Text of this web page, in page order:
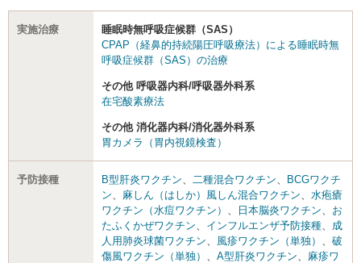
実施治療
睡眠時無呼吸症候群（SAS）
CPAP（経鼻的持続陽圧呼吸療法）による睡眠時無
呼吸症候群（SAS）の治療
その他 呼吸器内科/呼吸器外科系
在宅酸素療法
その他 消化器内科/消化器外科系
胃カメラ（胃内視鏡検査）
予防接種 B型肝炎ワクチン、 二種混合ワクチン、
BCGワクチ
ン、 麻しん（はしか）風しん混合ワクチン、 水疱瘡
ワクチン（水痘ワクチン） 、 日本脳炎ワクチン、 お
たふくかぜワクチン、 インフルエンザ予防接種、 成
人用肺炎球菌ワクチン、 風疹ワクチン（単独） 、 破
傷風ワクチン（単独） 、 A型肝炎ワクチン、 麻疹ワ